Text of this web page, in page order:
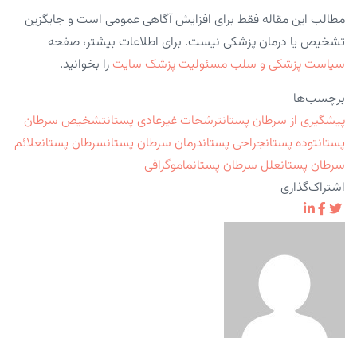
مطالب این مقاله فقط برای افزایش آگاهی عمومی است و جایگزین
تشخیص یا درمان پزشکی نیست. برای اطلاعات بیشتر، صفحه
سیاست پزشکی و سلب مسئولیت پزشک سایت را بخوانید.
برچسب‌ها
پیشگیری از سرطان پستانترشحات غیرعادی پستانتشخیص سرطان
پستانتوده پستانجراحی پستاندرمان سرطان پستانسرطان پستانعلائم
سرطان پستانعلل سرطان پستانماموگرافی
اشتراک‌گذاری